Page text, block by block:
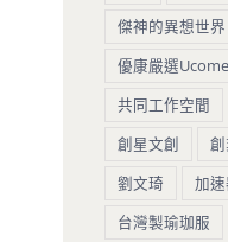
傑神的異想世界
優康嚴選Ucome
共同工作空間
創星文創
劉文琦
加
台灣製瑜珈服